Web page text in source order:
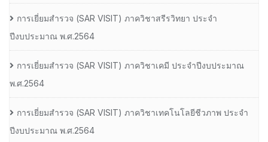
การเยี่ยมสํารวจ (SAR VISIT) ภาควิชาสรีรวิทยา ประจํา
ปีงบประมาณ พ.ศ.2564
การเยี่ยมสํารวจ (SAR VISIT) ภาควิชาเคมี ประจําปีงบประมาณ
พ.ศ.2564
การเยี่ยมสํารวจ (SAR VISIT) ภาควิชาเทคโนโลยีชีวภาพ ประจํา
ปีงบประมาณ พ.ศ.2564